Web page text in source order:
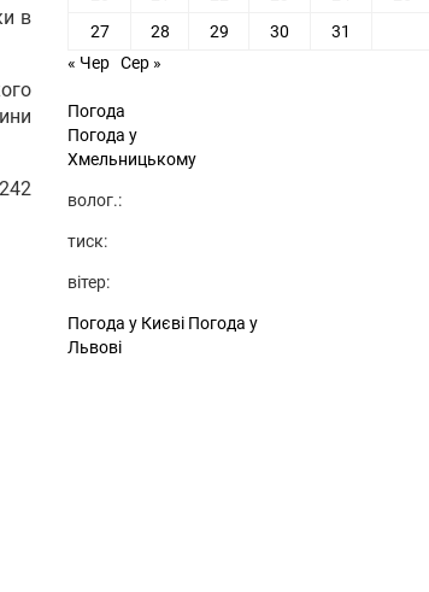
в
27
28 29 30
31
« Чер Сер »
Погода
Погода у
Хмельницькому
волог.:
тиск:
вітер:
Погода у Києві Погода у
Львові